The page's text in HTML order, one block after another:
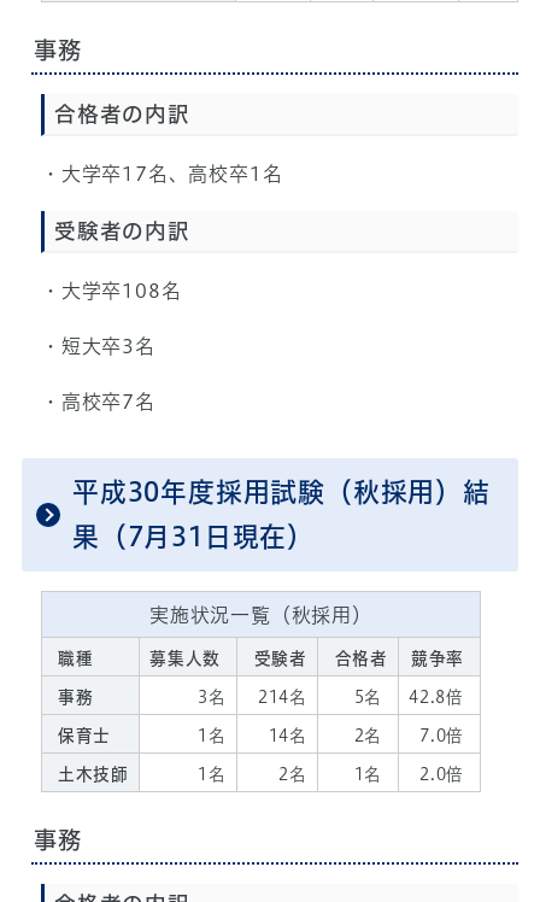
事務
合格者の内訳
・大学卒17名、高校卒1名
受験者の内訳
・大学卒108名
・短大卒3名
・高校卒7名
平成30年度採用試験（秋採用）結
果（7月31日現在）
実施状況一覧（秋採用）
職種 募集人数 受験者 合格者 競争率
事務 3名 214名 5名 42.8倍
保育士 1名 14名 2名 7.0倍
土木技師 1名 2名 1名 2.0倍
事務